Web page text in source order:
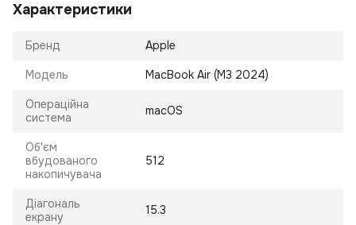
Характеристики
Бренд Apple
Модель MacBook Air (M3 2024)
Операційна
система
macOS
Об'єм
вбудованого
накопичувача
512
Діагональ
екрану
15.3